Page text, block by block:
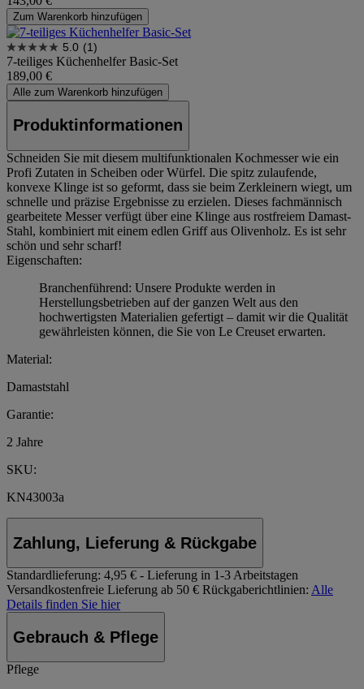
Zum Warenkorb hinzufügen
5.0 (1)
7-teiliges Küchenhelfer Basic-Set
189,00 €
Alle zum Warenkorb hinzufügen
Produktinformationen
Schneiden Sie mit diesem multifunktionalen Kochmesser wie ein
Profi Zutaten in Scheiben oder Würfel. Die spitz zulaufende,
konvexe Klinge ist so geformt, dass sie beim Zerkleinern wiegt, um
schnelle und präzise Ergebnisse zu erzielen. Dieses fachmännisch
gearbeitete Messer verfügt über eine Klinge aus rostfreiem Damast-
Stahl, kombiniert mit einem edlen Griff aus Olivenholz. Es ist sehr
schön und sehr scharf!
Eigenschaften:
Branchenführend: Unsere Produkte werden in
Herstellungsbetrieben auf der ganzen Welt aus den
hochwertigsten Materialien gefertigt – damit wir die Qualität
gewährleisten können, die Sie von Le Creuset erwarten.
Material:
Damaststahl
Garantie:
2 Jahre
SKU:
KN43003a
Zahlung, Lieferung & Rückgabe
Standardlieferung: 4,95 € - Lieferung in 1-3 Arbeitstagen
Versandkostenfreie Lieferung ab 50 € Rückgaberichtlinien: Alle
Details finden Sie hier
Gebrauch & Pflege
Pflege